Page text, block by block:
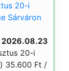
20-i
Sárváron
20-i
35.600 Ft /